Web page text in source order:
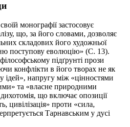
монографії застосовує
що, за його словами, дозволяє
складових його художньої
поступову еволюцію» (С. 13).
підґрунті прози
конфлікти в його творах не як
ідей», напругу між «цінностями
та «власне природними
що включає опозиції
цивілізація» проти «сила,
Тарнавським у дусі